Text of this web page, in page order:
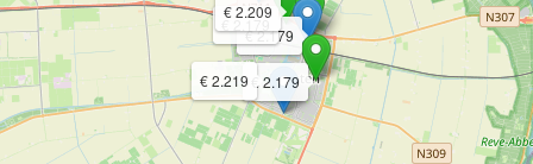
€ 2.179
€ 2.179
€ 2.179
€ 2.209
€ 2.219